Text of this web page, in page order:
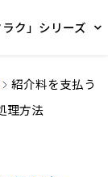
ラク」シリーズ
紹介料を支払う
理方法